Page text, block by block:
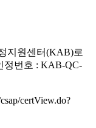
지원센터(KAB)로
정번호 : KAB-QC-
certView.do?